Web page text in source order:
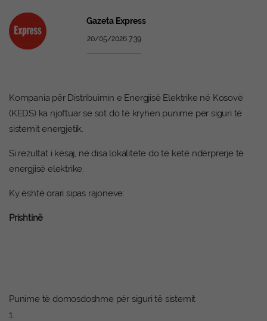
Gazeta Express
20/05/2026 7:39
Kompania për Distribuimin e Energjisë Elektrike në Kosovë
(KEDS) ka njoftuar se sot do të kryhen punime për siguri të
sistemit energjetik.
Si rezultat i kësaj, në disa lokalitete do të ketë ndërprerje të
energjisë elektrike.
Ky është orari sipas rajoneve:
Prishtinë
Punime të domosdoshme për siguri të sistemit
1.